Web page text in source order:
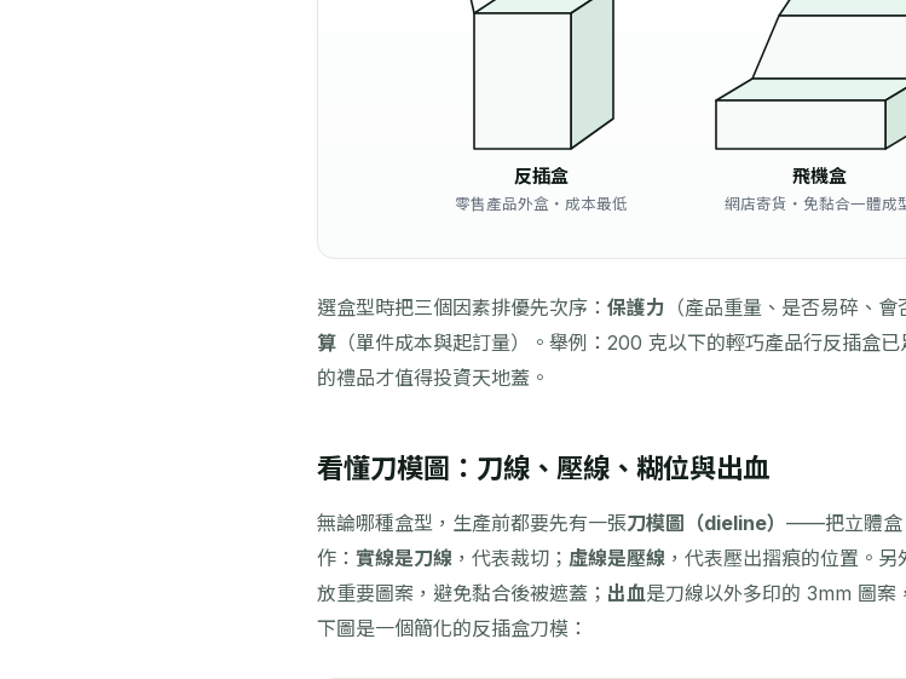
反插盒
零售產品外盒・成本最低
飛機盒
網店寄貨・免黏合一體成
選盒型時把三個因素排優先次序： 保護力 （產品重量、是否易碎、會
算 （單件成本與起訂量）。舉例：200 克以下的輕巧產品行反插盒
的禮品才值得投資天地蓋。
看懂刀模圖：刀線、壓線、糊位與出血
無論哪種盒型，生產前都要先有一張刀模圖（dieline） ——把立體盒
作： 實線是刀線 ，代表裁切； 虛線是壓線 ，代表壓出摺痕的位置。另
放重要圖案，避免黏合後被遮蓋； 出血是刀線以外多印的 3mm 圖案
下圖是一個簡化的反插盒刀模：